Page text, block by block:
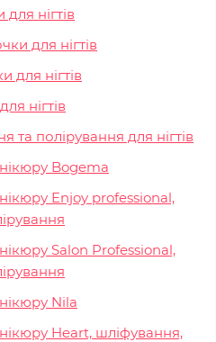
нігтів
для нігтів
для нігтів
нігтів
та полірування для нігтів
Bogema
Enjoy professional,
Salon Professional,
Nila
Heart, шліфування,